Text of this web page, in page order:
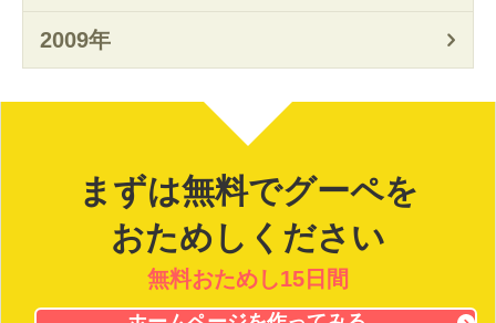
2009年
まずは無料でグーペを
おためしください
無料おためし15日間